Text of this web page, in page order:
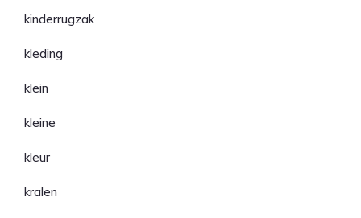
kinderrugzak
kleding
klein
kleine
kleur
kralen